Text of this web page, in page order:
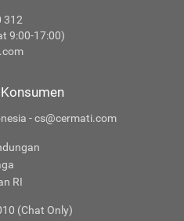
312
9:00-17:00)
- cs@cermati.com
RI
(Chat Only)